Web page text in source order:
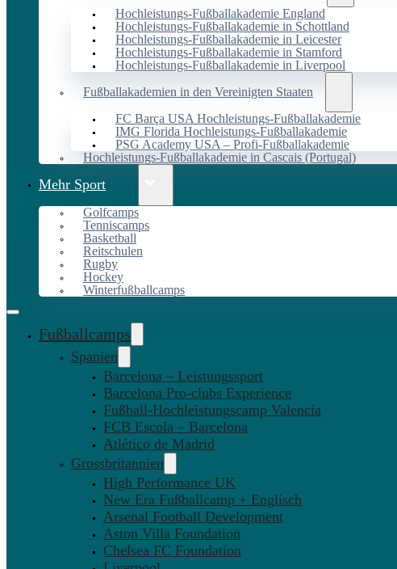
Hochleistungs-Fußballakademie England
Hochleistungs-Fußballakademie in Schottland
Hochleistungs-Fußballakademie in Leicester
Hochleistungs-Fußballakademie in Stamford
Hochleistungs-Fußballakademie in Liverpool
Fußballakademien in den Vereinigten Staaten
FC Barça USA Hochleistungs-Fußballakademie
IMG Florida Hochleistungs-Fußballakademie
PSG Academy USA – Profi-Fußballakademie
Hochleistungs-Fußballakademie in Cascais (Portugal)
Mehr Sport
Golfcamps
Tenniscamps
Basketball
Reitschulen
Rugby
Hockey
Winterfußballcamps
Fußballcamps
Spanien
Barcelona – Leistungssport
Barcelona Pro-clubs Experience
Fußball-Hochleistungscamp Valencia
FCB Escola – Barcelona
Atlético de Madrid
Grossbritannien
High Performance UK
New Era Fußballcamp + Englisch
Arsenal Football Development
Aston Villa Foundation
Chelsea FC Foundation